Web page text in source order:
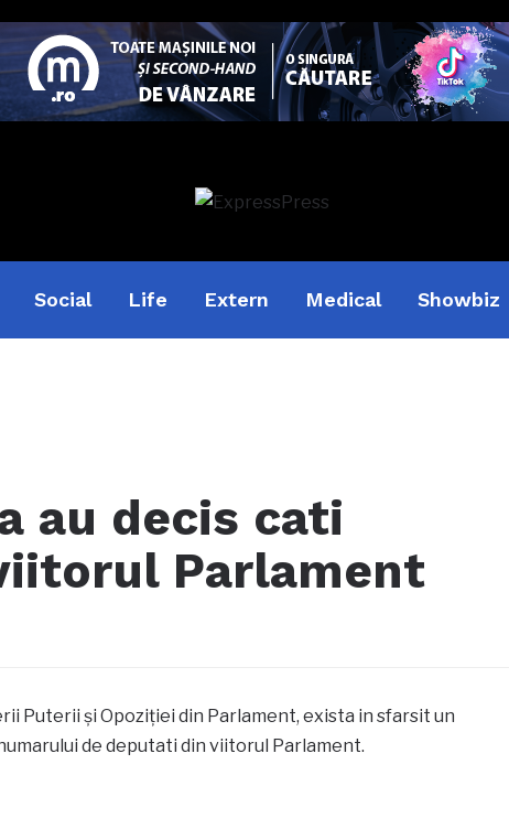
Social Life Extern Medical Showbiz
au decis cati
Parlament
Puterii şi Opoziţiei din Parlament, exista in sfarsit un
de deputati din viitorul Parlament.